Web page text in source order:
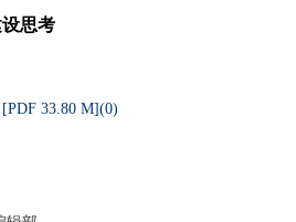
思考
[PDF 33.80 M](0)